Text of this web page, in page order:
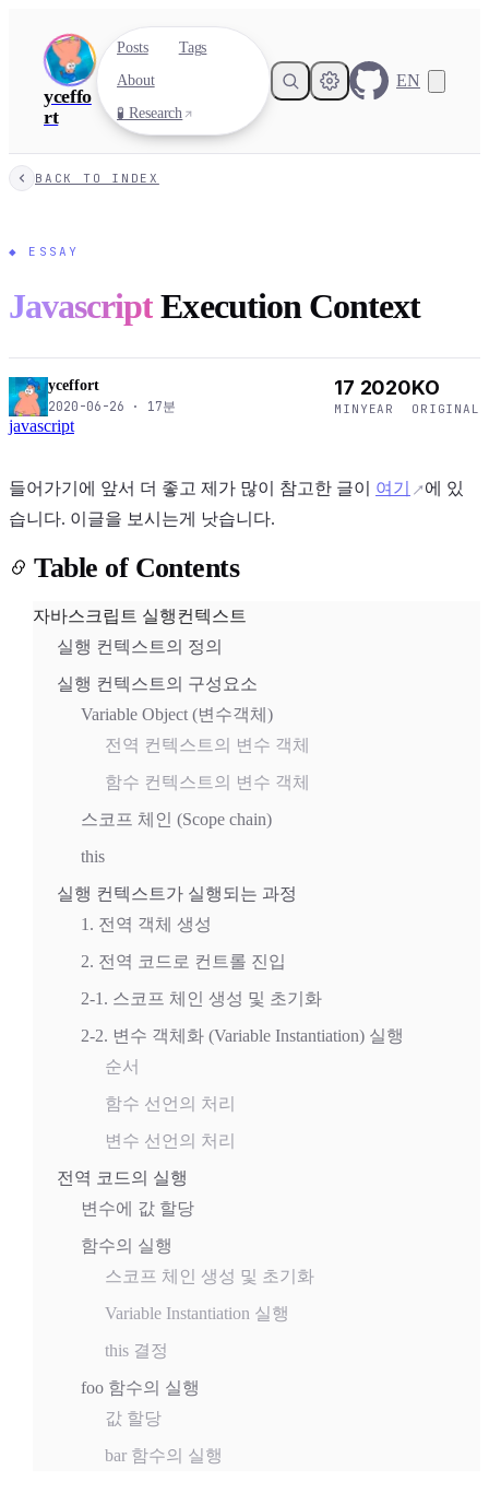
yceffo
rt
Posts
Tags
About
🧪 Research
EN
BACK TO INDEX
◆ ESSAY
JavascriptExecution Context
yceffort
2020-06-26 · 17분
17
MIN
2020
YEAR
KO
ORIGINAL
javascript
들어가기에 앞서 더 좋고 제가 많이 참고한 글이 여기
에 있
습니다. 이글을 보시는게 낫습니다.
Table of Contents
자바스크립트 실행컨텍스트
실행 컨텍스트의 정의
실행 컨텍스트의 구성요소
Variable Object (변수객체)
전역 컨텍스트의 변수 객체
함수 컨텍스트의 변수 객체
스코프 체인 (Scope chain)
this
실행 컨텍스트가 실행되는 과정
1. 전역 객체 생성
2. 전역 코드로 컨트롤 진입
2-1. 스코프 체인 생성 및 초기화
2-2. 변수 객체화 (Variable Instantiation) 실행
순서
함수 선언의 처리
변수 선언의 처리
전역 코드의 실행
변수에 값 할당
함수의 실행
스코프 체인 생성 및 초기화
Variable Instantiation 실행
this 결정
foo 함수의 실행
값 할당
bar 함수의 실행